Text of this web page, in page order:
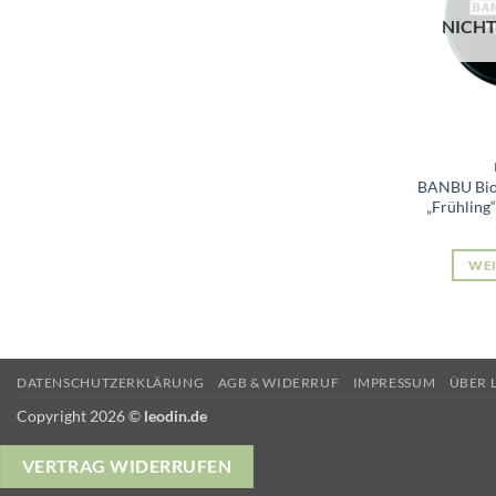
BANBU
DATENSCHUTZERKLÄRUNG AGB & WIDERRUF IMPRESSUM ÜBER
Copyright 2026 © leodin.de
VERTRAG WIDERRUFEN